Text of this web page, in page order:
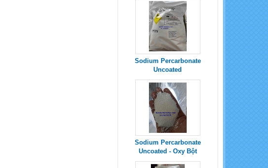
Sodium Percarbonate
Uncoated
Sodium Percarbonate
Uncoated - Oxy Bột